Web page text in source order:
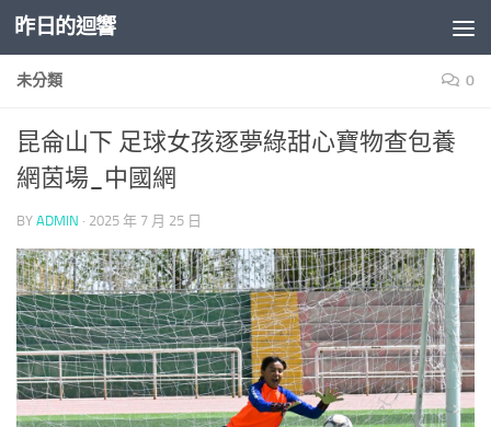
Skip to content
昨日的迴響
未分類 0
昆侖山下 足球女孩逐夢綠甜心寶物查包養
網茵場_中國網
BY ADMIN · 2025 年 7 月 25 日